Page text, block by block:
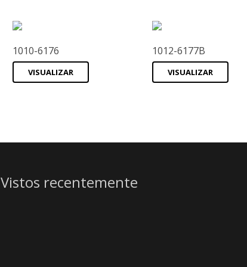
1010-6176
VISUALIZAR
1012-6177B
VISUALIZAR
Vistos recentemente